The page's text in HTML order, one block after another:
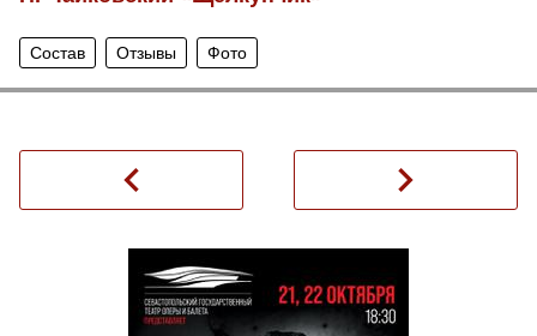
Состав Отзывы Фото
navigate_before navigate_next